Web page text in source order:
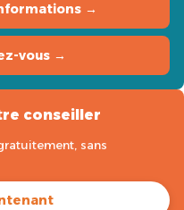
→
vous →
conseiller
sans